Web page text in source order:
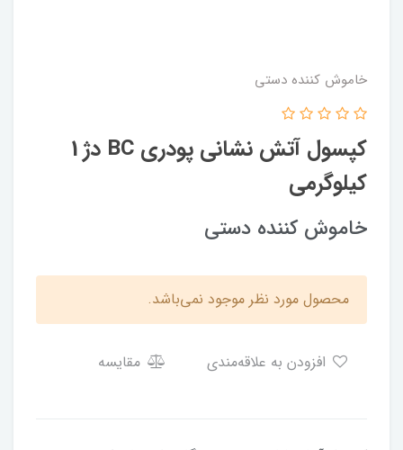
خاموش کننده دستی
کپسول آتش نشانی پودری BC دژ 1
کیلوگرمی
خاموش کننده دستی
محصول مورد نظر موجود نمی‌باشد.
مقایسه